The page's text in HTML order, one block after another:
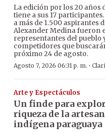
La edición por los 20 años
tiene a sus 17
a más de 1.500 aspirantes
Alexander Medina fueron
representantes del pueblo
competidores que
próximo 24 de agosto.
Agosto 7, 2026 06:31 p. m. ·
Arte y Espectáculos
Un finde para
riqueza de la
indígena paraguaya